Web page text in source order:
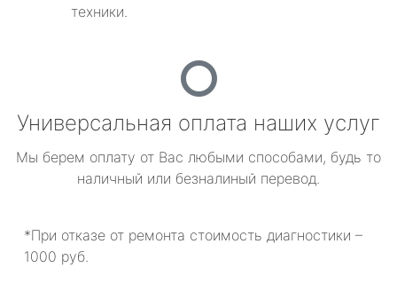
техники.
Универсальная оплата наших услуг
Мы берем оплату от Вас любыми способами, будь то
наличный или безналиный перевод.
*При отказе от ремонта стоимость диагностики –
1000 руб.